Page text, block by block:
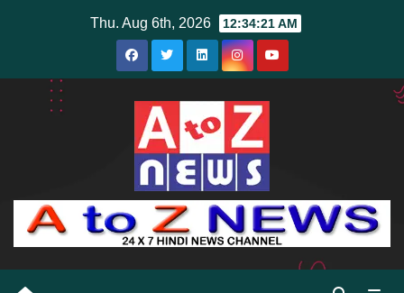
Thu. Aug 6th, 2026 12:34:22 AM